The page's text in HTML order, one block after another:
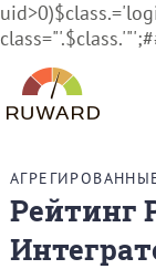
Рейтинг